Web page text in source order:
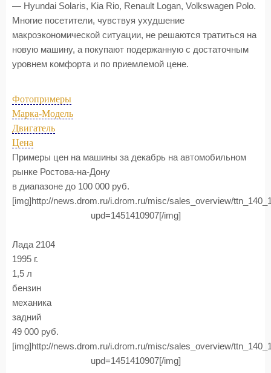
— Hyundai Solaris, Kia Rio, Renault Logan, Volkswagen Polo.
Многие посетители, чувствуя ухудшение
макроэкономической ситуации, не решаются тратиться на
новую машину, а покупают подержанную с достаточным
уровнем комфорта и по приемлемой цене.
Фотопримеры
Марка-Модель
Двигатель
Цена
Примеры цен на машины за декабрь на автомобильном
рынке Ростова-на-Дону
в диапазоне до 100 000 руб.
[img]http://news.drom.ru/i.drom.ru/misc/sales_overview/
upd=1451410907[/img]
Лада 2104
1995 г.
1,5 л
бензин
механика
задний
49 000 руб.
[img]http://news.drom.ru/i.drom.ru/misc/sales_overview/
upd=1451410907[/img]